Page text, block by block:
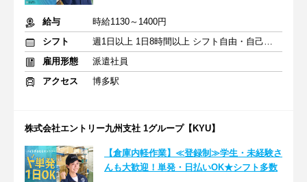
給与
時給1130～1400円
シフト
週1日以上 1日8時間以上 シフト自由・自己申告
雇用形態
派遣社員
アクセス
博多駅
株式会社エントリー九州支社 1グループ【KYU】
【倉庫内軽作業】≪登録制≫学生・未経験さ
んも大歓迎！単発・日払いOK★シフト多数